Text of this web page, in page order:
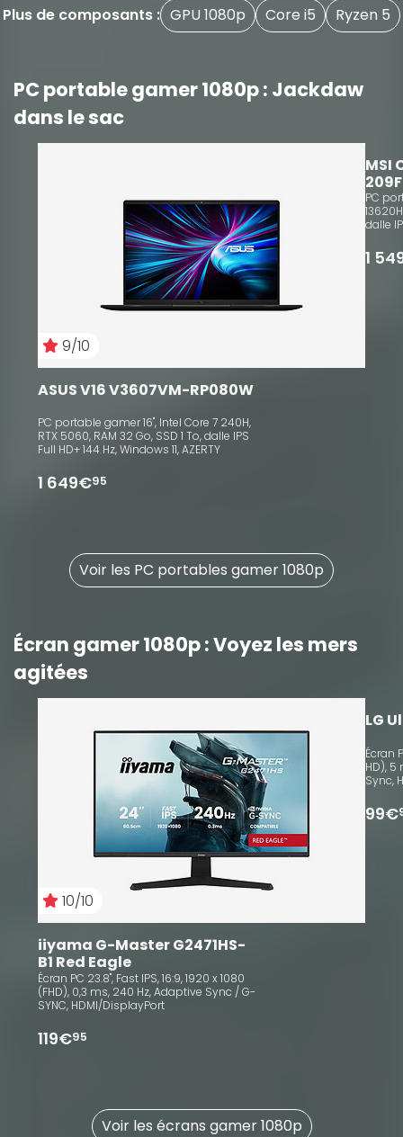
Plus de composants : GPU 1080p Core i5 Ryzen 5
PC portable gamer 1080p : Jackdaw
dans le sac
9/10
ASUS V16 V3607VM-RP080W
PC portable gamer 16", Intel Core 7 240H,
RTX 5060, RAM 32 Go, SSD 1 To, dalle IPS
Full HD+ 144 Hz, Windows 11, AZERTY
1 649€95
MSI
PC
dalle
1
Voir les PC portables gamer 1080p
Écran gamer 1080p : Voyez les mers
agitées
10/10
iiyama G-Master G2471HS-
B1 Red Eagle
Écran PC 23.8", Fast IPS, 16:9, 1920 x 1080
(FHD), 0,3 ms, 240 Hz, Adaptive Sync / G-
SYNC, HDMI/DisplayPort
119€95
LG
Écran
HD), 5
Sync,
99€
Voir les écrans gamer 1080p